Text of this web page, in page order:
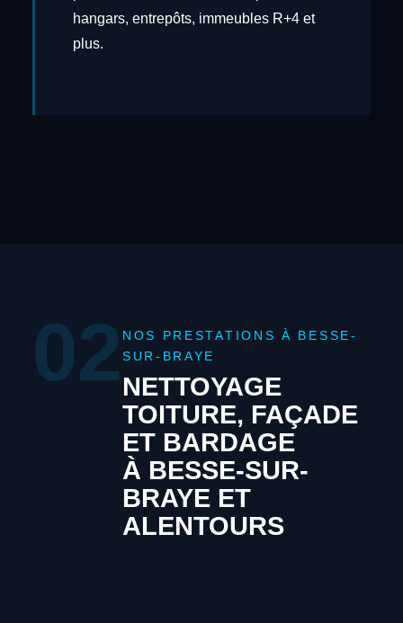
hangars, entrepôts, immeubles R+4 et
plus.
02 NOS PRESTATIONS À BESSE-
SUR-BRAYE
NETTOYAGE
TOITURE, FAÇADE
ET BARDAGE
À BESSE-SUR-
BRAYE ET
ALENTOURS